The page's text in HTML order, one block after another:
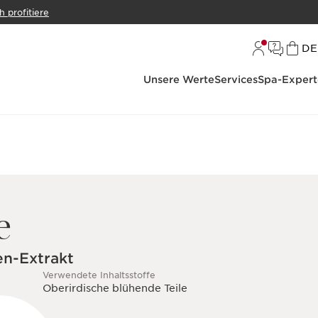
profitiere
DE
Unsere WerteServicesSpa-
Extrakt
Verwendete Inhaltsstoffe
Oberirdische blühende Teile